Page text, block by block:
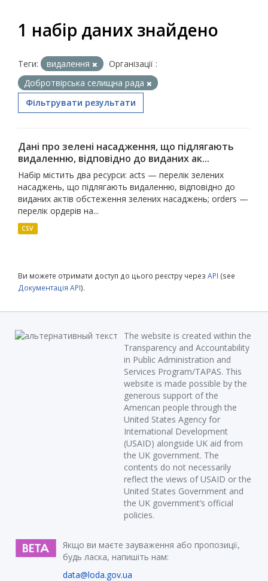
1 набір даних знайдено
Теги: видалення
Організації :
Добротвірська селищна рада
Фільтрувати результати
Дані про зелені насадження, що підлягають
видаленню, відповідно до виданих ак...
Набір містить два ресурси: acts — перелік зелених
насаджень, що підлягають видаленню, відповідно до
виданих актів обстеження зелених насаджень; orders —
перелік ордерів на...
CSV
Ви можете отримати доступ до цього реєстру через API (see
Документація API).
The website is created within the
Transparency and Accountability
in Public Administration and
Services Program/TAPAS. This
website is made possible by the
generous support of the
American people through the
United States Agency for
International Development
(USAID) alongside UK aid from
the UK government. The
contents do not necessarily
reflect the views of USAID or the
United States Government and
the UK government’s official
policies.
Якщо ви маєте зауваження або пропозиції,
будь ласка, напишіть нам:
data@loda.gov.ua